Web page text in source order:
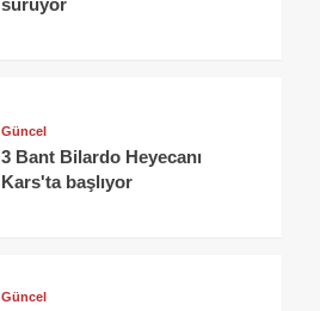
sürüyor
Güncel
3 Bant Bilardo Heyecanı
Kars'ta başlıyor
Güncel